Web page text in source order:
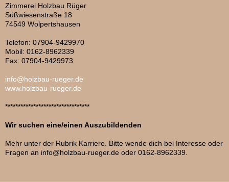
Zimmerei Holzbau Rüger
Süßwiesenstraße 18
74549 Wolpertshausen
Telefon: 07904-9429970
Mobil: 0162-8962339
Fax: 07904-9429973
info@holzbau-rueger.de
www.holzbau-rueger.de
*********************************
Wir suchen eine/einen Auszubildenden
Mehr unter der Rubrik Karriere. Bitte wende dich bei Interesse oder
Fragen an info@holzbau-rueger.de oder 0162-8962339.